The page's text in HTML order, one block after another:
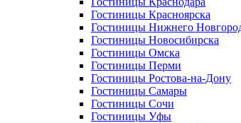
Гостиницы Красноярска
Гостиницы Нижнего
Гостиницы Новосибирска
Гостиницы Омска
Гостиницы Перми
Гостиницы Ростова-на-Дону
Гостиницы Самары
Гостиницы Сочи
Гостиницы Уфы